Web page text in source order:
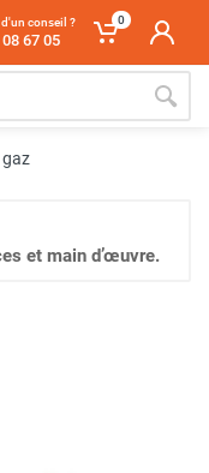
conseil ?
67 05
0
et main d’œuvre.